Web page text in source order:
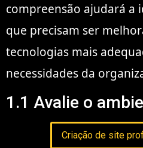
compreensão ajudará a
que precisam ser
tecnologias mais
necessidades da
1.1 Avalie o
Criação de site